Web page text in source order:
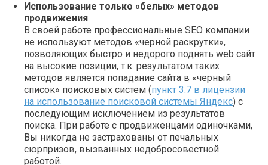
Использование только «белых» методов
продвижения
В своей работе профессиональные SEO компании
не используют методов «черной раскрутки»,
позволяющих быстро и недорого поднять web сайт
на высокие позиции, т.к. результатом таких
методов является попадание сайта в «черный
список» поисковых систем (пункт 3.7 в лицензии
на использование поисковой системы Яндекс) с
последующим исключением из результатов
поиска. При работе с продвиженцами одиночками,
Вы никогда не застрахованы от печальных
сюрпризов, вызванных недобросовестной
работой.